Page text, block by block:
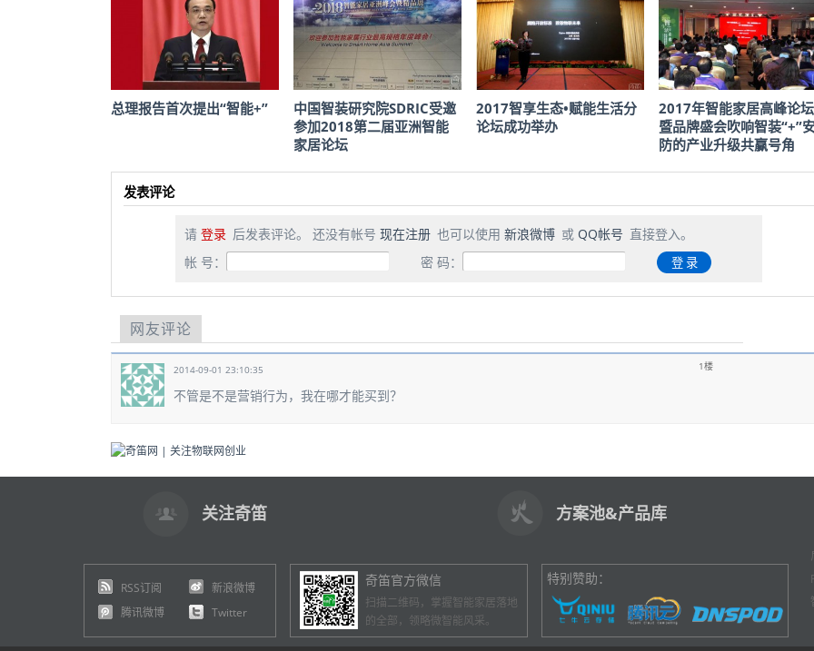
总理报告首次提出“智能+”
中国智装研究院SDRIC受邀
参加2018第二届亚洲智能
家居论坛
2017智享生态•赋能生活分
论坛成功举办
2017年智能家居高峰论坛
暨品牌盛会吹响智装“+”
防的产业升级共赢号角
发表评论
请 登录 后发表评论。 还没有帐号 现在注册 也可以使用 新浪微博 或 QQ帐号 直接登入。
帐 号：
密 码：
网友评论
2014-09-01 23:10:35 1楼
不管是不是营销行为，我在哪才能买到？
关注奇笛 方案池&产品库
RSS订阅
新浪微博
腾讯微博
Twitter
奇笛官方微信
扫描二维码，掌握智能家居落地
的全部，领略微智能风采。
特别赞助：